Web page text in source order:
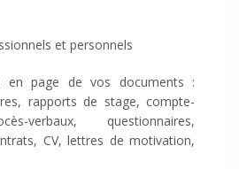
et personnels
en page de vos documents :
rapports de stage, compte-
verbaux, questionnaires,
CV, lettres de motivation,